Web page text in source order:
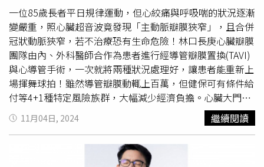
能實施手術，雖然傷口大、恢復慢，但手術視野廣，能夠一
次矯正多種心臟問題（如其它瓣膜治療、心律不整或繞道手
術等）的患者。9成重度患者可矯正至無逆流，耐用度可達
20年到30年，復發率低。 外科修補與置換：微創手術 在
病程早期，病灶簡單的患者，可以內視鏡或達文西機械手臂
輔助進行，微創外科修補或置換手術。可在更小的傷口，更
快的恢復下達到同樣理想的長期結果。 內科修補與置換：
經導管療法 心臟功能低下的年長者無法挨刀怎麼辦呢？內
科治療方式為「經導管療法」，把漏血的地方「釘」起來，
讓血液逆流變小，傷口較小、恢復也較快。林口長庚紀念醫
院心臟血管內科系主任謝宜璋表示，內科經導管手術分為修
一位85歲長者平日規律運動，但心絞痛與呼吸喘的狀況逐漸
變嚴重，照心臟超音波竟發現「主動脈瓣膜狹窄」，且合併
冠狀動脈狹窄，若不治療恐有生命危險！林口長庚心臟瓣膜
團隊由內、外科醫師合作為患者進行經導管瓣膜置換(TAVI)
與心導管手術，一次就將兩種狀況處理好，讓患者能重新上
場揮舞球拍！雖然導管瓣膜動輒上百萬，但健保可有條件給
付等4+1種特定風險族群，大幅減少經濟負擔。心臟大門無
法正常打開 3大警訊要當心主動脈瓣膜是位於左心室和主
動脈之間的「門」，通常由3片瓣膜組成，是控制血流方向
的重要關卡。林口長庚紀念醫院外科部副部長葉集孝表示，
主動脈瓣膜狹窄有如門片無法正常打開，心臟需要更費力才
11月04日, 2024 繼續閱讀